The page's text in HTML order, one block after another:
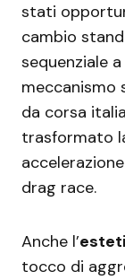
stati
cambio
sequenziale
da corsa
trasformato
drag race.
Anche l’
tocco di